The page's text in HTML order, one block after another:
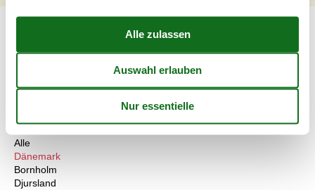
Ferienhaus
Blog
Geografien
Alle
Dänemark
Bornholm
Djursland